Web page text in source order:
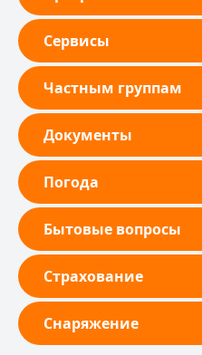
Сервисы
Частным группам
Документы
Погода
Бытовые вопросы
Страхование
Снаряжение